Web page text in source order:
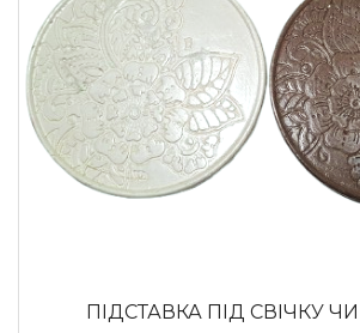
ПІДСТАВКА ПІД СВІЧКУ